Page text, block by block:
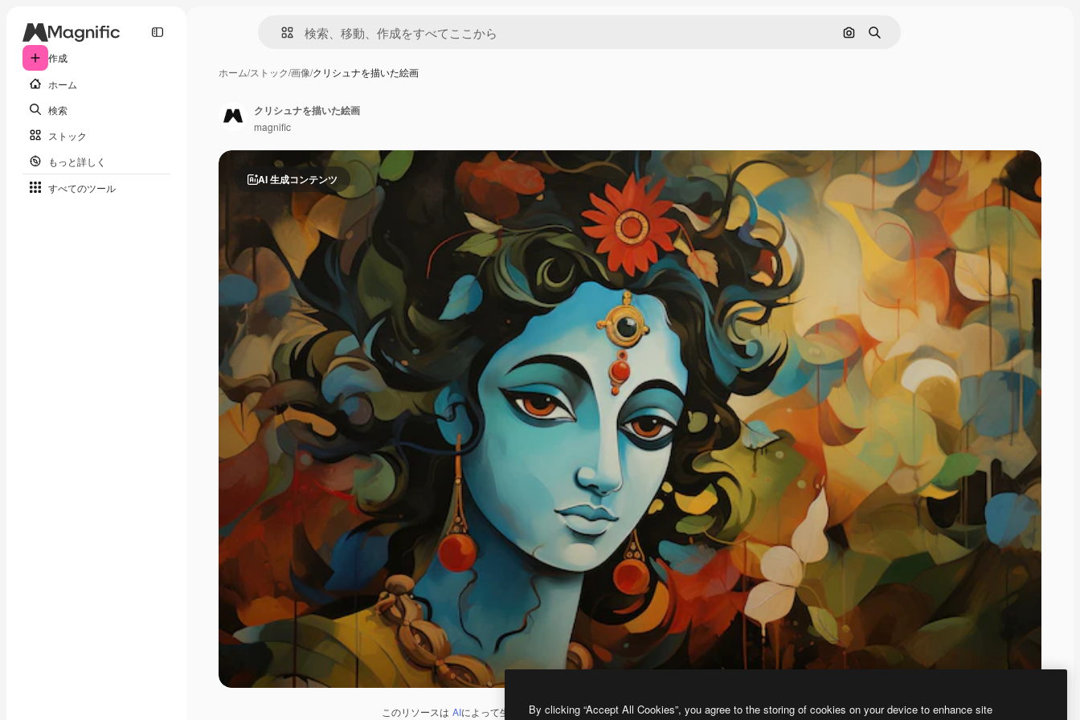
作成
ホーム
検索
ストック
もっと詳しく
すべてのツール
画像で検索
検索
ホーム/ストック/画像/クリシュナを描いた絵画
AI 生成コンテンツ
このリソースは AIによって生成されたものです。 AI画像生成ツールを使うと、あなた独自の画像を作成できます。
クリシュナを描いた絵画
magnific
By clicking “Accept All Cookies”, you agree to the storing of cookies on your device to enhance site